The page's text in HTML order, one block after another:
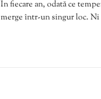
În fiecare an, odată ce
merge într-un singur loc.